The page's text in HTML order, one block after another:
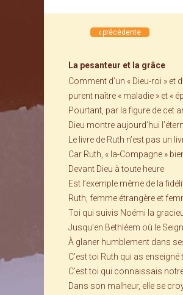
précédente
La pesanteur et la grâce
Comment d’un « Dieu-roi » et
purent naître « maladie » et «
Pourtant, par la figure de cet
Dieu montre aujourd’hui
Le livre de Ruth n’est pas un
Car Ruth, « la-Compagne »
Devant Dieu à toute heure
Est l’exemple même de la
Ruth, femme étrangère et
Toi qui suivis Noémi la
Jusqu’en Bethléem où le
À glaner humblement dans
C’est toi Ruth qui as enseigné
C’est toi qui connaissais
Dans son malheur, elle se